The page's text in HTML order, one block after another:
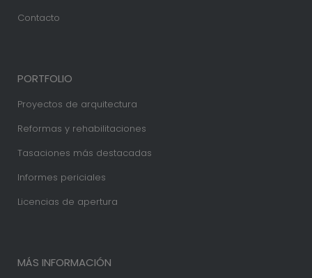
Contacto
PORTFOLIO
Proyectos de arquitectura
Reformas y rehabilitaciones
Tasaciones más destacadas
Informes periciales
Licencias de apertura
MÁS INFORMACIÓN